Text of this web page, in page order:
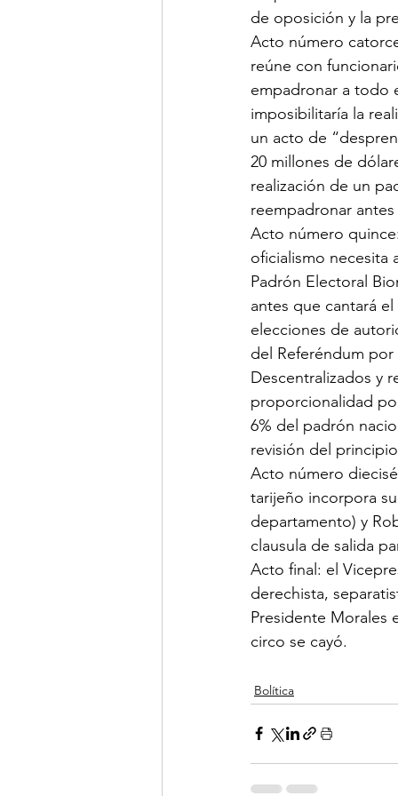
de oposición y la
Acto número
reúne con
empadronar a todo
imposibilitaría la
un acto de
20 millones de
realización de un
reempadronar
Acto número
oficialismo
Padrón Electoral
antes que cantará
elecciones de
del Referéndum
Descentralizados y
proporcionalidad
6% del padrón
revisión del
Acto número
tarijeño incorpora
departamento) y
clausula de salida
Acto final: el
derechista,
Presidente
circo se cayó.
Bolítica